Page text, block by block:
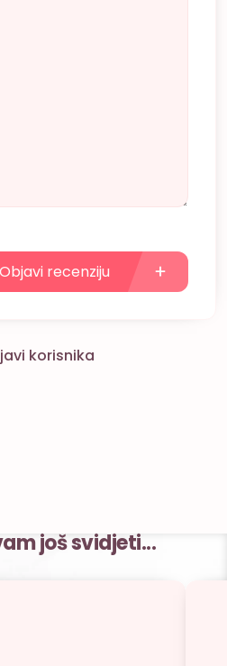
Objavi recenziju
korisnika
još svidjeti...